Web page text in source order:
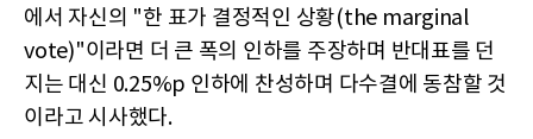
에서 자신의 "한 표가 결정적인 상황(the marginal
vote)"이라면 더 큰 폭의 인하를 주장하며 반대표를 던
지는 대신 0.25%p 인하에 찬성하며 다수결에 동참할 것
이라고 시사했다.